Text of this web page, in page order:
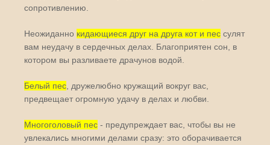
сопротивлению.
Неожиданно кидающиеся друг на друга кот и пес сулят
вам неудачу в сердечных делах. Благоприятен сон, в
котором вы разливаете драчунов водой.
Белый пес , дружелюбно кружащий вокруг вас,
предвещает огромную удачу в делах и любви.
Многоголовый пес - предупреждает вас, чтобы вы не
увлекались многими делами сразу: это оборачивается